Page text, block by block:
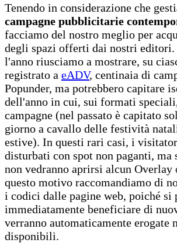
Tenendo in considerazione che
campagne pubblicitarie
facciamo del nostro meglio per
degli spazi offerti dai nostri editori.
l'anno riusciamo a mostrare, su
registrato a eADV, centinaia di
Popunder, ma potrebbero capitare
dell'anno in cui, sui formati
campagne (nel passato è capitato
giorno a cavallo delle festività
estive). In questi rari casi, i
disturbati con spot non paganti, ma
non vedranno aprirsi alcun Overlay
questo motivo raccomandiamo di
i codici dalle pagine web, poiché si
immediatamente beneficiare di
verranno automaticamente erogate
disponibili.